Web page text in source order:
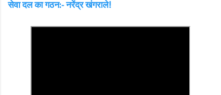
सेवा दल का गठन:- नरेंद्र खंगराले!